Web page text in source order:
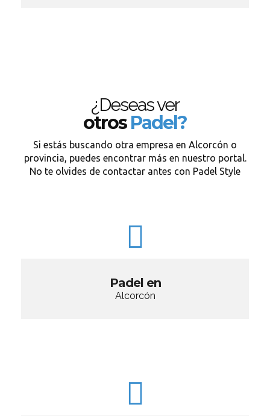
¿Deseas ver
otrosPadel?
Si estás buscando otra empresa en Alcorcón o
provincia, puedes encontrar más en nuestro portal.
No te olvides de contactar antes con Padel Style
Padel en
Alcorcón